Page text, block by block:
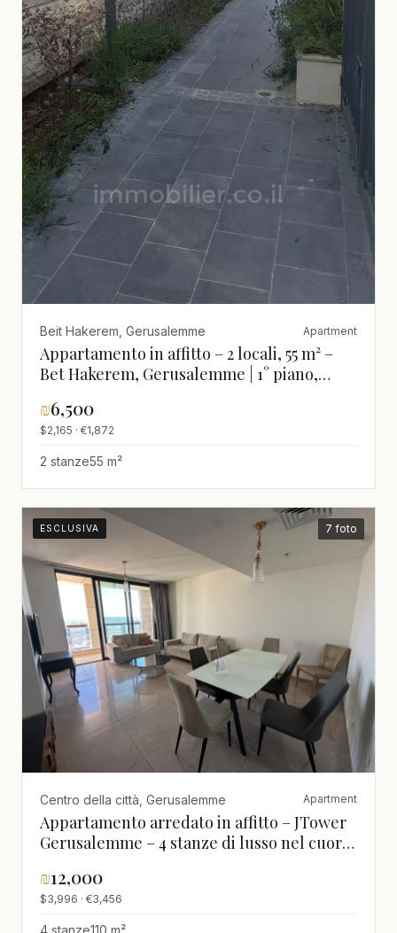
Beit Hakerem, Gerusalemme Apartment
Appartamento in affitto – 2 locali, 55 m² –
Bet Hakerem, Gerusalemme | 1° piano,
edificio di 4 piani
₪6,500
$2,165 · €1,872
2 stanze55 m²
ESCLUSIVA 7 foto
Centro della città, Gerusalemme Apartment
Appartamento arredato in affitto – JTower
Gerusalemme – 4 stanze di lusso nel cuore
IMMOBILIER 026786595
₪12,000
$3,996 · €3,456
4 stanze110 m²